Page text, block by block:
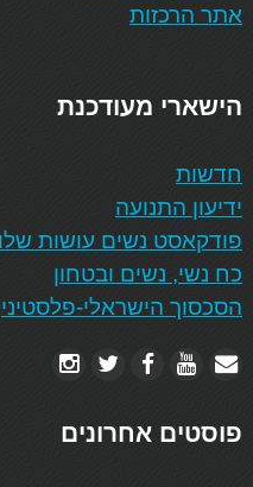
אתר הרכזות
הישארי מעודכנת
חדשות
ידיעון התנועה
פודקאסט נשים עושות
כח נשי, נשים ובטחון
הסכסוך הישראלי-פלסטיני
פוסטים אחרונים